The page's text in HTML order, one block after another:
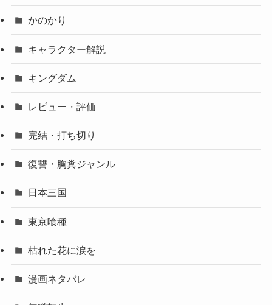
かのかり
キャラクター解説
キングダム
レビュー・評価
完結・打ち切り
復讐・胸糞ジャンル
日本三国
東京喰種
枯れた花に涙を
漫画ネタバレ